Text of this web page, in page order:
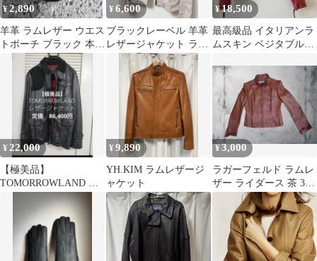
¥2,890
羊革 ラムレザー ウエス
トポーチ ブラック 本革
ボディバッグ 新品
¥6,600
ブラックレーベル 羊革
レザージャケット ライ
ダースジャケット
¥18,500
最高級品 イタリアンラ
ムスキン ベジタブルタ
ライダース 赤
¥ 22,000
【極美品】
TOMORROWLAND レ
ザージャケット Lサ
イズ ブラック 本革
¥9,890
YH.KIM ラムレザージ
ャケット
¥3,000
ラガーフェルド ラムレ
ザー ライダース 茶 38
本革